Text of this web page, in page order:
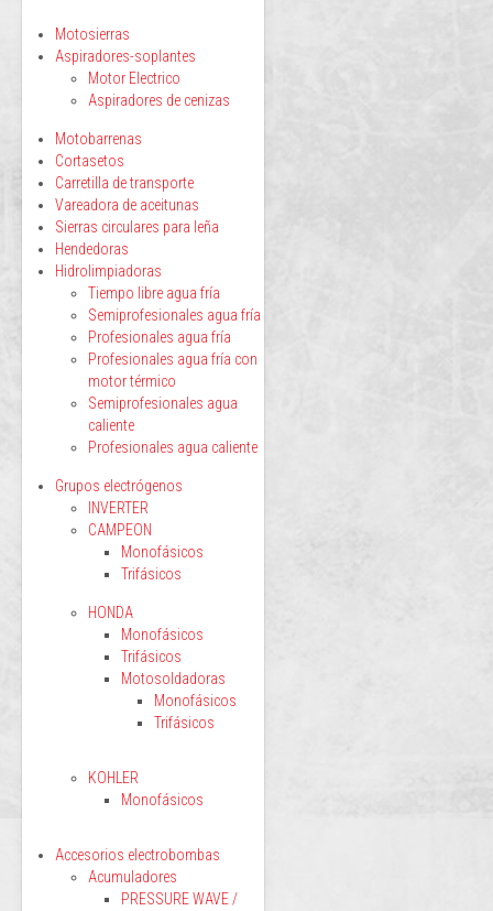
Motosierras
Aspiradores-soplantes
Motor Electrico
Aspiradores de cenizas
Motobarrenas
Cortasetos
Carretilla de transporte
Vareadora de aceitunas
Sierras circulares para leña
Hendedoras
Hidrolimpiadoras
Tiempo libre agua fría
Semiprofesionales agua fría
Profesionales agua fría
Profesionales agua fría con
motor térmico
Semiprofesionales agua
caliente
Profesionales agua caliente
Grupos electrógenos
INVERTER
CAMPEON
Monofásicos
Trifásicos
HONDA
Monofásicos
Trifásicos
Motosoldadoras
Monofásicos
Trifásicos
KOHLER
Monofásicos
Accesorios electrobombas
Acumuladores
PRESSURE WAVE /